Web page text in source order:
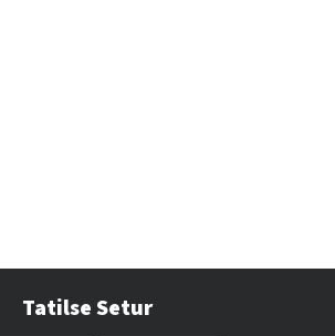
Tatilse Setur